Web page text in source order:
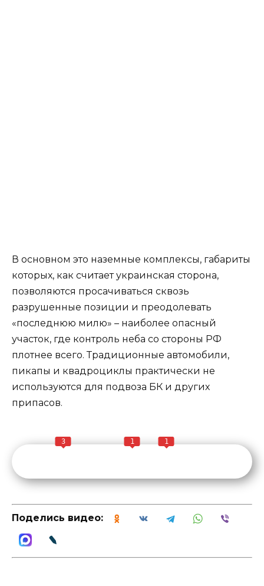
В основном это наземные комплексы, габариты
которых, как считает украинская сторона,
позволяются просачиваться сквозь
разрушенные позиции и преодолевать
«последнюю милю» – наиболее опасный
участок, где контроль неба со стороны РФ
плотнее всего. Традиционные автомобили,
пикапы и квадроциклы практически не
используются для подвоза БК и других
припасов.
3 1 1
Поделись видео: